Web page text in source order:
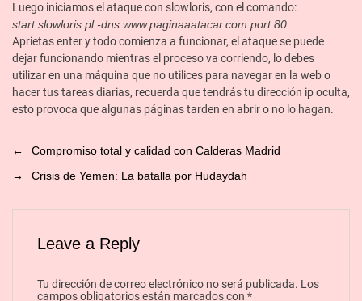
Luego iniciamos el ataque con slowloris, con el comando:
start slowloris.pl -dns www.paginaaatacar.com port 80
Aprietas enter y todo comienza a funcionar, el ataque se puede
dejar funcionando mientras el proceso va corriendo, lo debes
utilizar en una máquina que no utilices para navegar en la web o
hacer tus tareas diarias, recuerda que tendrás tu dirección ip oculta,
esto provoca que algunas páginas tarden en abrir o no lo hagan.
←
Compromiso total y calidad con Calderas Madrid
→
Crisis de Yemen: La batalla por Hudaydah
Leave a Reply
Tu dirección de correo electrónico no será publicada. Los
campos obligatorios están marcados con *